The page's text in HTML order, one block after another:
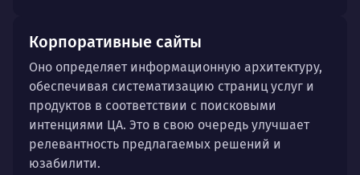
Корпоративные сайты
Оно определяет информационную архитектуру,
обеспечивая систематизацию страниц услуг и
продуктов в соответствии с поисковыми
интенциями ЦА. Это в свою очередь улучшает
релевантность предлагаемых решений и
юзабилити.